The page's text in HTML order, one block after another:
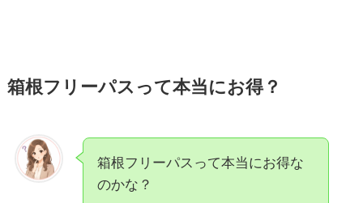
箱根フリーパスって本当にお得？
箱根フリーパスって本当にお得な
のかな？